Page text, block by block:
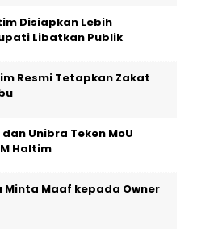
Disiapkan Lebih
Libatkan Publik
Resmi Tetapkan Zakat
Unibra Teken MoU
Haltim
Minta Maaf kepada Owner